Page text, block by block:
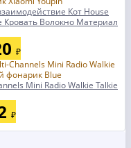
Кот House
Волокно Материал
₽
Mini Radio Walkie Talkie
₽